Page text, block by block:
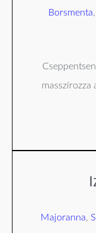
Borsmenta,
masszírozza
Majoranna,